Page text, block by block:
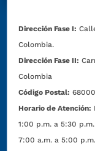
Dirección Fase I:
Colombia.
Dirección Fase II:
Colombia
Código Postal:
Horario de Atención:
1:00 p.m. a 5:30
7:00 a.m. a 5:00